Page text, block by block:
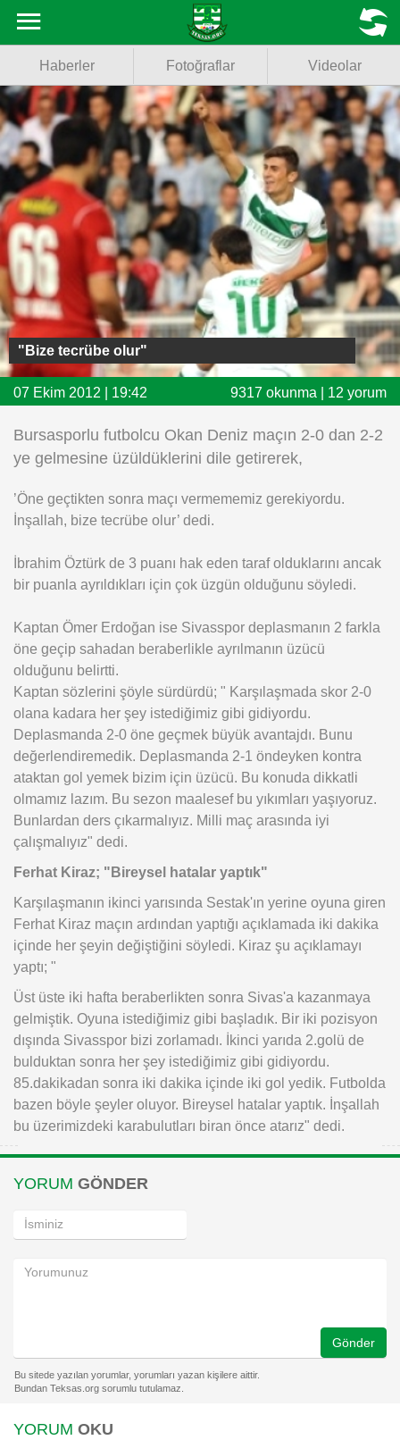
Fotoğraflar
Videolar
Basketbol
Voleybol
Puan Durumu
Fikstür
Facebook
Twitter
Instagram
iOS
MENU
Haberler Fotoğraflar Videolar
"Bize tecrübe olur"
07 Ekim 2012 | 19:42 9317 okunma | 12 yorum
Bursasporlu futbolcu Okan Deniz maçın 2-0 dan 2-2
ye gelmesine üzüldüklerini dile getirerek,
’Öne geçtikten sonra maçı vermememiz gerekiyordu.
İnşallah, bize tecrübe olur’ dedi.
İbrahim Öztürk de 3 puanı hak eden taraf olduklarını ancak
bir puanla ayrıldıkları için çok üzgün olduğunu söyledi.
Kaptan Ömer Erdoğan ise Sivasspor deplasmanın 2 farkla
öne geçip sahadan beraberlikle ayrılmanın üzücü
olduğunu belirtti.
Kaptan sözlerini şöyle sürdürdü; " Karşılaşmada skor 2-0
olana kadara her şey istediğimiz gibi gidiyordu.
Deplasmanda 2-0 öne geçmek büyük avantajdı. Bunu
değerlendiremedik. Deplasmanda 2-1 öndeyken kontra
ataktan gol yemek bizim için üzücü. Bu konuda dikkatli
olmamız lazım. Bu sezon maalesef bu yıkımları yaşıyoruz.
Bunlardan ders çıkarmalıyız. Milli maç arasında iyi
çalışmalıyız" dedi.
Ferhat Kiraz; "Bireysel hatalar yaptık"
Karşılaşmanın ikinci yarısında Sestak'ın yerine oyuna giren
Ferhat Kiraz maçın ardından yaptığı açıklamada iki dakika
içinde her şeyin değiştiğini söyledi. Kiraz şu açıklamayı
yaptı; "
Üst üste iki hafta beraberlikten sonra Sivas'a kazanmaya
gelmiştik. Oyuna istediğimiz gibi başladık. Bir iki pozisyon
dışında Sivasspor bizi zorlamadı. İkinci yarıda 2.golü de
bulduktan sonra her şey istediğimiz gibi gidiyordu.
85.dakikadan sonra iki dakika içinde iki gol yedik. Futbolda
bazen böyle şeyler oluyor. Bireysel hatalar yaptık. İnşallah
bu üzerimizdeki karabulutları biran önce atarız" dedi.
YORUM GÖNDER
Gönder
YORUM OKU